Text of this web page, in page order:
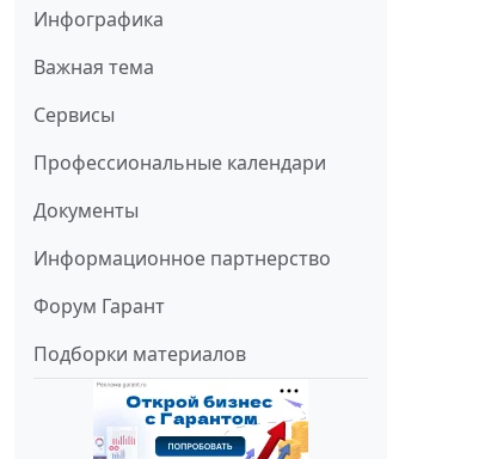
Инфографика
Важная тема
Сервисы
Профессиональные календари
Документы
Информационное партнерство
Форум Гарант
Подборки материалов